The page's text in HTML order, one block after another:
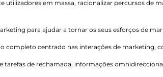
utilizadores em massa, racionalizar percursos de
para ajudar a tornar os seus esforços de
completo centrado nas interações de marketing,
tarefas de rechamada, informações